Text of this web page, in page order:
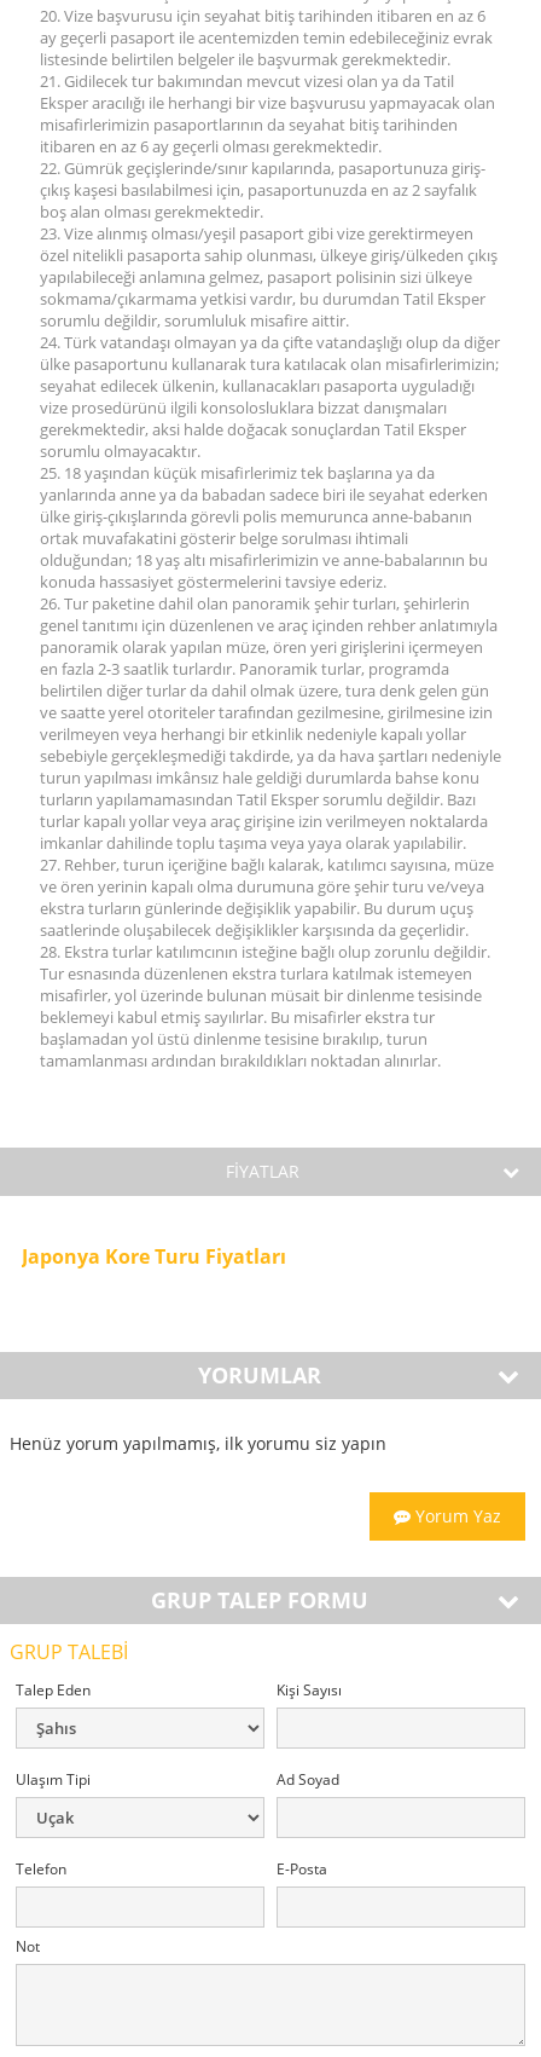
20. Vize başvurusu için seyahat bitiş tarihinden itibaren en az 6
ay geçerli pasaport ile acentemizden temin edebileceğiniz evrak
listesinde belirtilen belgeler ile başvurmak gerekmektedir.
21. Gidilecek tur bakımından mevcut vizesi olan ya da Tatil
Eksper aracılığı ile herhangi bir vize başvurusu yapmayacak olan
misafirlerimizin pasaportlarının da seyahat bitiş tarihinden
itibaren en az 6 ay geçerli olması gerekmektedir.
22. Gümrük geçişlerinde/sınır kapılarında, pasaportunuza giriş-
çıkış kaşesi basılabilmesi için, pasaportunuzda en az 2 sayfalık
boş alan olması gerekmektedir.
23. Vize alınmış olması/yeşil pasaport gibi vize gerektirmeyen
özel nitelikli pasaporta sahip olunması, ülkeye giriş/ülkeden çıkış
yapılabileceği anlamına gelmez, pasaport polisinin sizi ülkeye
sokmama/çıkarmama yetkisi vardır, bu durumdan Tatil Eksper
sorumlu değildir, sorumluluk misafire aittir.
24. Türk vatandaşı olmayan ya da çifte vatandaşlığı olup da diğer
ülke pasaportunu kullanarak tura katılacak olan misafirlerimizin;
seyahat edilecek ülkenin, kullanacakları pasaporta uyguladığı
vize prosedürünü ilgili konsolosluklara bizzat danışmaları
gerekmektedir, aksi halde doğacak sonuçlardan Tatil Eksper
sorumlu olmayacaktır.
25. 18 yaşından küçük misafirlerimiz tek başlarına ya da
yanlarında anne ya da babadan sadece biri ile seyahat ederken
ülke giriş-çıkışlarında görevli polis memurunca anne-babanın
ortak muvafakatini gösterir belge sorulması ihtimali
olduğundan; 18 yaş altı misafirlerimizin ve anne-babalarının bu
konuda hassasiyet göstermelerini tavsiye ederiz.
26. Tur paketine dahil olan panoramik şehir turları, şehirlerin
genel tanıtımı için düzenlenen ve araç içinden rehber anlatımıyla
panoramik olarak yapılan müze, ören yeri girişlerini içermeyen
en fazla 2-3 saatlik turlardır. Panoramik turlar, programda
belirtilen diğer turlar da dahil olmak üzere, tura denk gelen gün
ve saatte yerel otoriteler tarafından gezilmesine, girilmesine izin
verilmeyen veya herhangi bir etkinlik nedeniyle kapalı yollar
sebebiyle gerçekleşmediği takdirde, ya da hava şartları nedeniyle
turun yapılması imkânsız hale geldiği durumlarda bahse konu
turların yapılamamasından Tatil Eksper sorumlu değildir. Bazı
turlar kapalı yollar veya araç girişine izin verilmeyen noktalarda
imkanlar dahilinde toplu taşıma veya yaya olarak yapılabilir.
27. Rehber, turun içeriğine bağlı kalarak, katılımcı sayısına, müze
ve ören yerinin kapalı olma durumuna göre şehir turu ve/veya
ekstra turların günlerinde değişiklik yapabilir. Bu durum uçuş
saatlerinde oluşabilecek değişiklikler karşısında da geçerlidir.
28. Ekstra turlar katılımcının isteğine bağlı olup zorunlu değildir.
Tur esnasında düzenlenen ekstra turlara katılmak istemeyen
misafirler, yol üzerinde bulunan müsait bir dinlenme tesisinde
beklemeyi kabul etmiş sayılırlar. Bu misafirler ekstra tur
başlamadan yol üstü dinlenme tesisine bırakılıp, turun
tamamlanması ardından bırakıldıkları noktadan alınırlar.
FİYATLAR
Japonya Kore Turu Fiyatları
YORUMLAR
Henüz yorum yapılmamış, ilk yorumu siz yapın
Yorum Yaz
GRUP TALEP FORMU
GRUP TALEBİ
Talep Eden Kişi Sayısı
Ulaşım Tipi Ad Soyad
Telefon E-Posta
Not